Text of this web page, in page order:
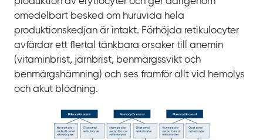
omedelbart besked om huruvida hela
produktionskedjan är intakt. Förhöjda retikulocyter
avfärdar ett flertal tänkbara orsaker till anemin
(vitaminbrist, järnbrist, benmärgssvikt och
benmärgshämning) och ses framför allt vid hemolys
och akut blödning.